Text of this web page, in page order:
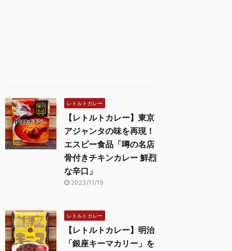
レトルトカレー
【レトルトカレー】東京
アジャンタの味を再現！
エスビー食品「噂の名店
骨付きチキンカレー 鮮烈
な辛口」
2023/11/19
レトルトカレー
【レトルトカレー】明治
「銀座キーマカリー」を